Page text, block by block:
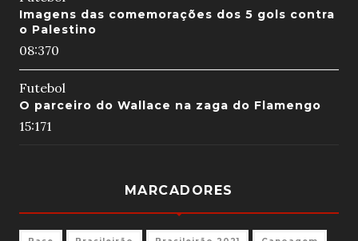
Imagens das comemorações dos 5 gols contra
o Palestino
08:370
Futebol
O parceiro do Wallace na zaga do Flamengo
15:171
MARCADORES